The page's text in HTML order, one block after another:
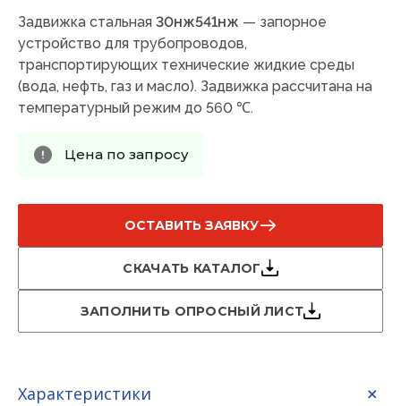
Задвижка стальная 30нж541нж — запорное
устройство для трубопроводов,
транспортирующих технические жидкие среды
(вода, нефть, газ и масло). Задвижка рассчитана на
температурный режим до 560 ℃.
Цена по запросу
ОСТАВИТЬ ЗАЯВКУ
СКАЧАТЬ КАТАЛОГ
ЗАПОЛНИТЬ ОПРОСНЫЙ ЛИСТ
Характеристики